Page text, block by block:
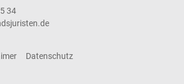
34
Datenschutz